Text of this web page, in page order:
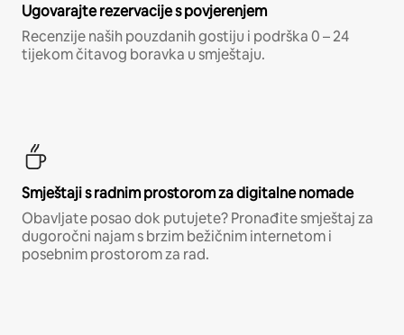
Ugovarajte rezervacije s povjerenjem
Recenzije naših pouzdanih gostiju i podrška 0 – 24
tijekom čitavog boravka u smještaju.
Smještaji s radnim prostorom za digitalne nomade
Obavljate posao dok putujete? Pronađite smještaj za
dugoročni najam s brzim bežičnim internetom i
posebnim prostorom za rad.